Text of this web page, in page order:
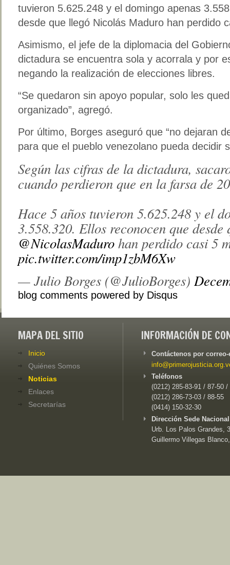
tuvieron 5.625.248 y el domingo apenas
desde que llegó Nicolás Maduro han perdido
Asimismo, el jefe de la diplomacia del
dictadura se encuentra sola y acorrala y por
negando la realización de elecciones libres.
“Se quedaron sin apoyo popular, solo les
organizado”, agregó.
Por último, Borges aseguró que “no dejaran
para que el pueblo venezolano pueda decidir
Según las cifras de la dictadura,
cuando perdieron que en la farsa de
Hace 5 años tuvieron 5.625.248 y el
3.558.320. Ellos reconocen que desde
@NicolasMadurohan perdido casi 5
pic.twitter.com/imp1zbM6Xw
— Julio Borges (@JulioBorges)
blog comments powered by Disqus
MAPA DEL SITIO
Inicio
Quiénes Somos
Noticias
Enlaces
Secretarías
INFORMACIÓN DE
Contáctenos por
Teléfonos
(0212) 285-83-91 / 87-50 /
(0212) 286-73-03 / 88-55
(0414) 150-32-30
Dirección Sede
Urb. Los Palos Grandes,
Guillermo Villegas